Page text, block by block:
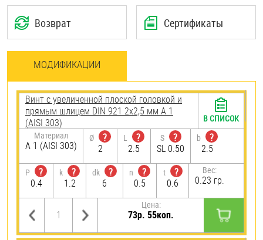
Возврат Сертификаты
МОДИФИКАЦИИ
Винт с увеличенной плоской головкой и
прямым шлицем DIN 921 2х2,5 мм А 1
(AISI 303)
Материал
А 1 (AISI 303)
Ø
?
2
L
?
2.5
S
?
SL 0.50
b
?
2.5
P
?
0.4
k
?
1.2
dk
?
6
n
?
0.5
t
?
0.6
Вес:
0.23 гр.
Цена:
73р. 55коп.
В СПИСОК